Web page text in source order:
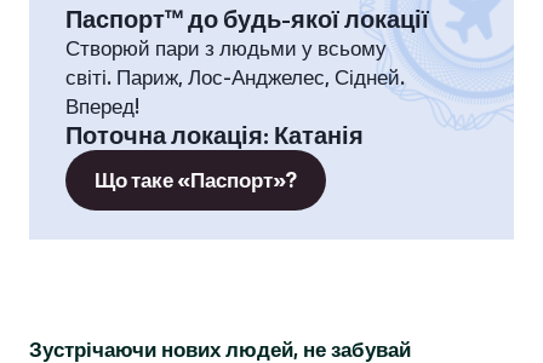
Паспорт™ до будь-якої локації
Створюй пари з людьми у всьому
світі. Париж, Лос-Анджелес, Сідней.
Вперед!
Поточна локація: Катанія
Що таке «Паспорт»?
Зустрічаючи нових людей, не забувай